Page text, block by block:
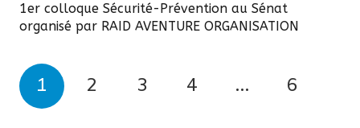
1er colloque Sécurité-Prévention au Sénat
organisé par RAID AVENTURE ORGANISATION
1 2 3 4 … 6